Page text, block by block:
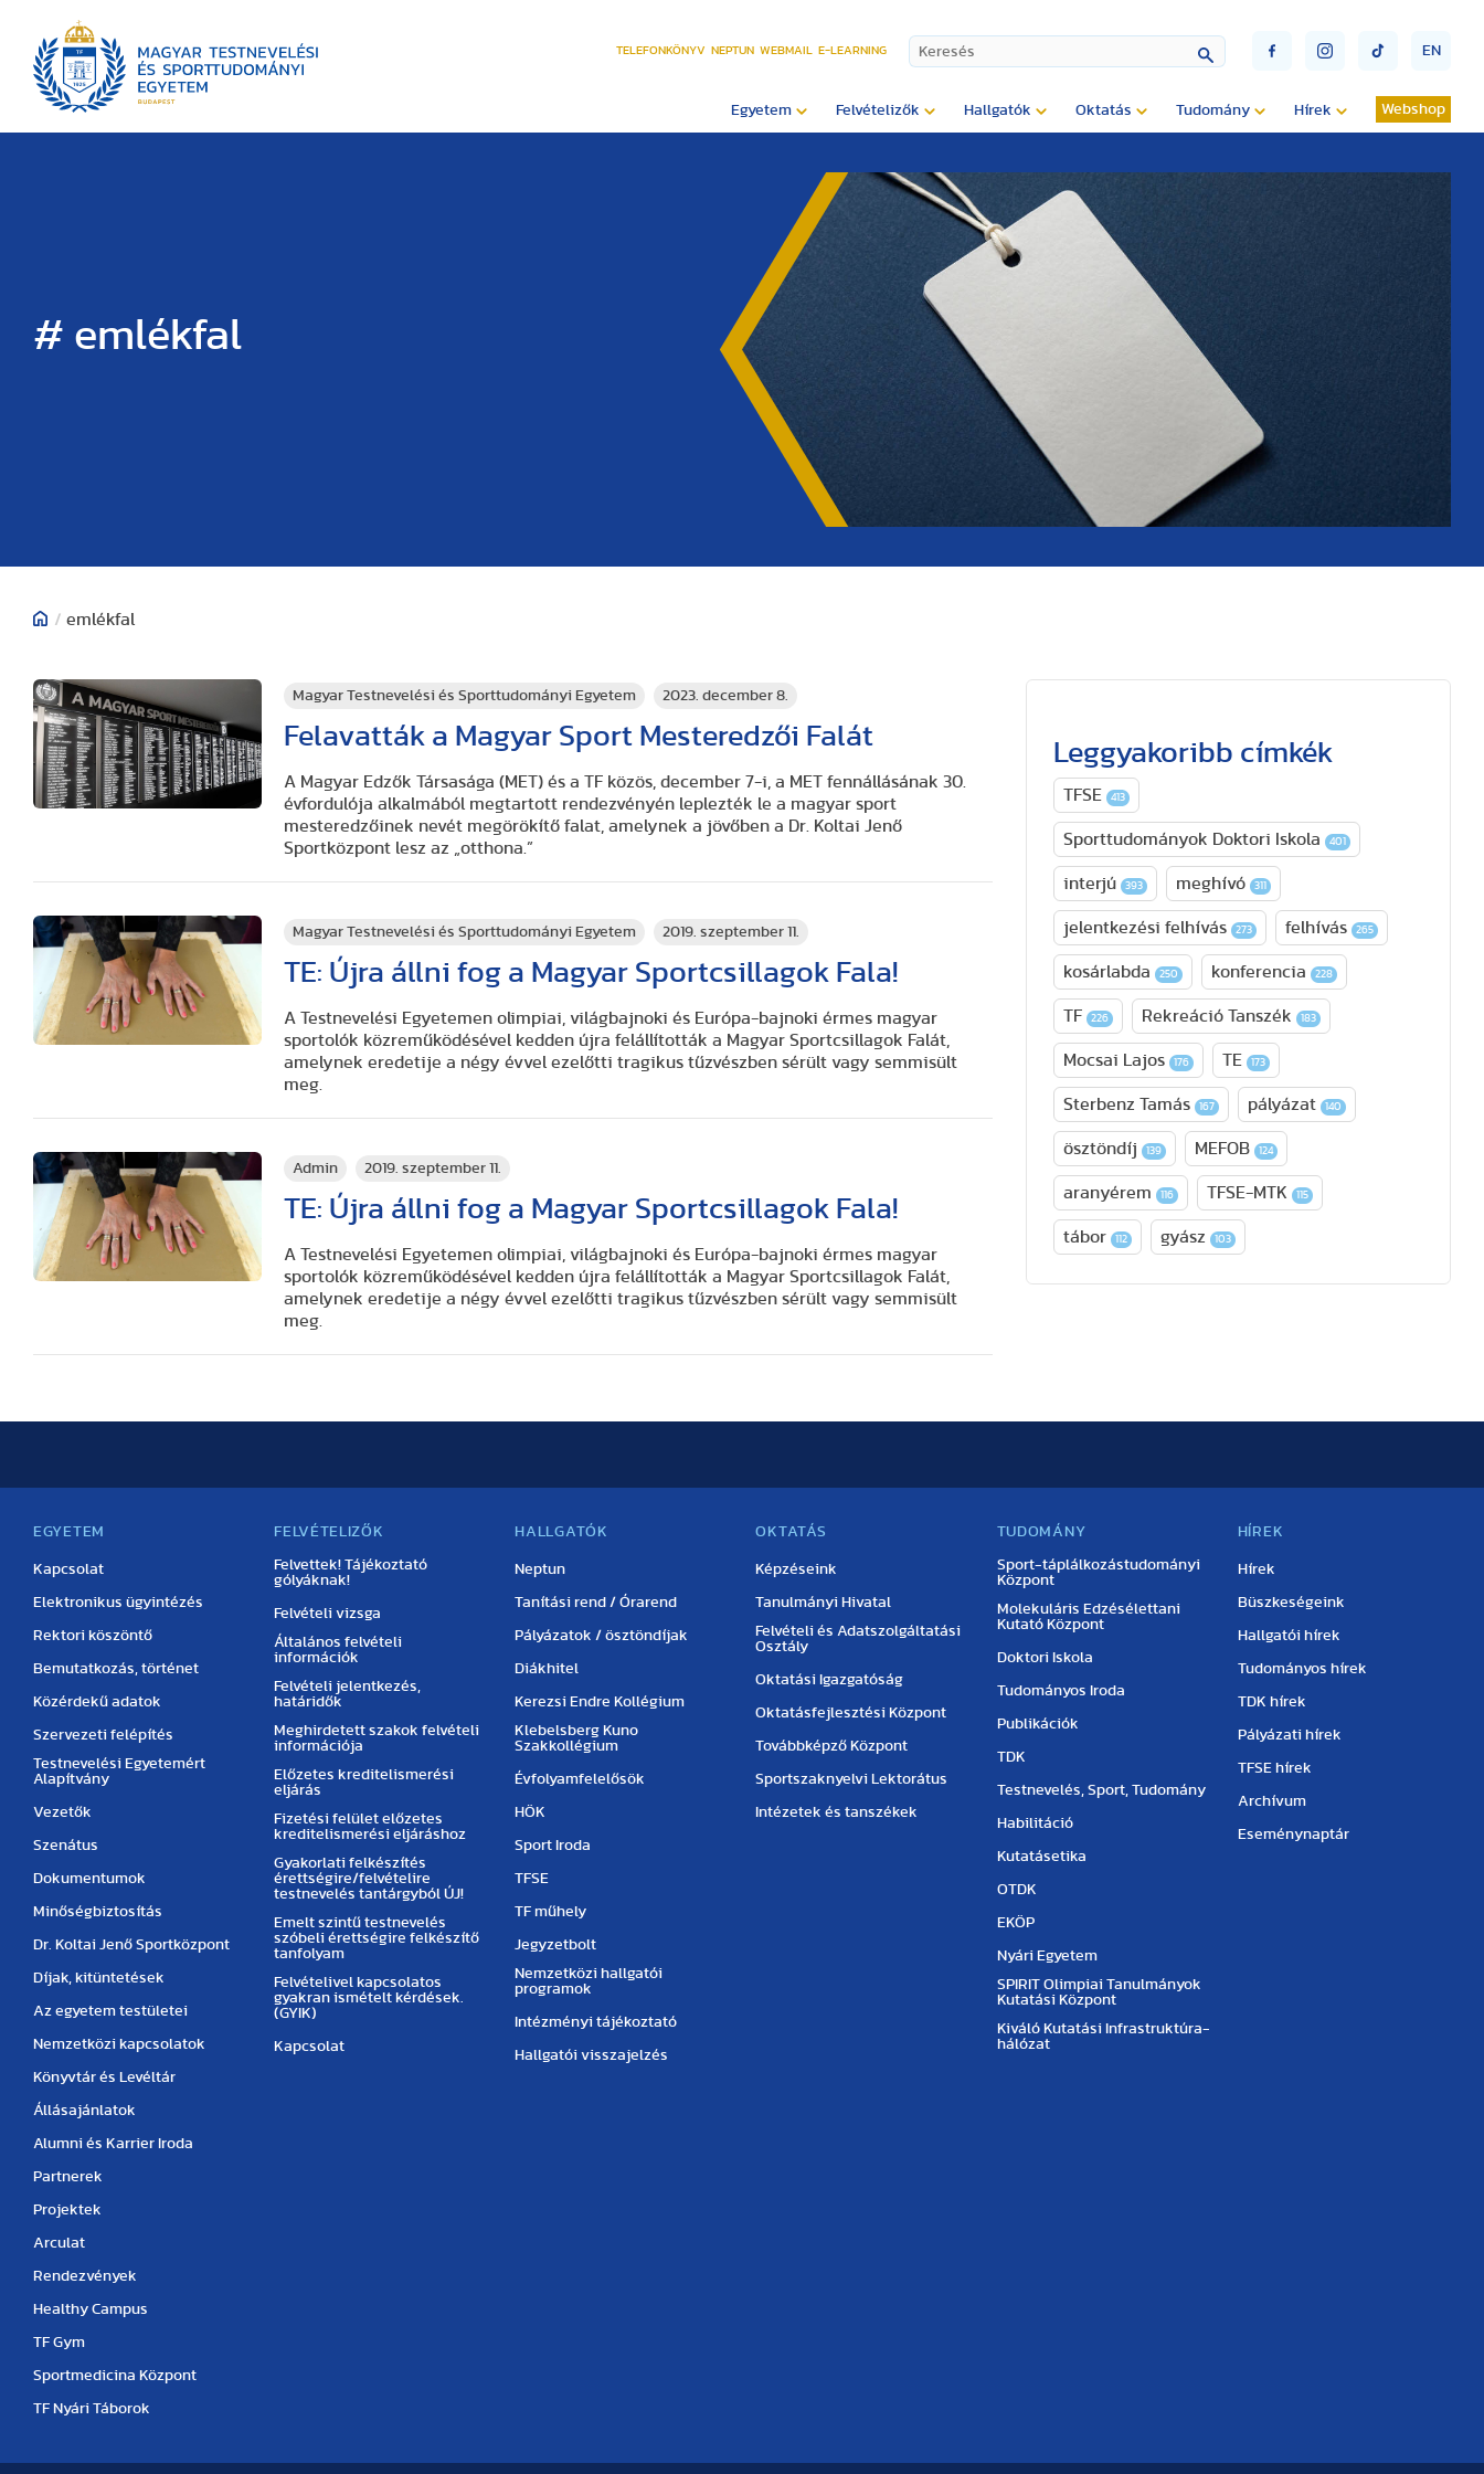
TELEFONKÖNYV NEPTUN WEBMAIL E-LEARNING EN
Egyetem Felvételizők Hallgatók Oktatás Tudomány Hírek Webshop
# emlékfal
/ emlékfal
Magyar Testnevelési és Sporttudományi Egyetem 2023. december 8.
Felavatták a Magyar Sport Mesteredzői Falát
A Magyar Edzők Társasága (MET) és a TF közös, december 7-i, a MET fennállásának 30.
évfordulója alkalmából megtartott rendezvényén leplezték le a magyar sport
mesteredzőinek nevét megörökítő falat, amelynek a jövőben a Dr. Koltai Jenő
Sportközpont lesz az „otthona.”
Magyar Testnevelési és Sporttudományi Egyetem 2019. szeptember 11.
TE: Újra állni fog a Magyar Sportcsillagok Fala!
A Testnevelési Egyetemen olimpiai, világbajnoki és Európa-bajnoki érmes magyar
sportolók közreműködésével kedden újra felállították a Magyar Sportcsillagok Falát,
amelynek eredetije a négy évvel ezelőtti tragikus tűzvészben sérült vagy semmisült
meg.
Admin 2019. szeptember 11.
TE: Újra állni fog a Magyar Sportcsillagok Fala!
A Testnevelési Egyetemen olimpiai, világbajnoki és Európa-bajnoki érmes magyar
sportolók közreműködésével kedden újra felállították a Magyar Sportcsillagok Falát,
amelynek eredetije a négy évvel ezelőtti tragikus tűzvészben sérült vagy semmisült
meg.
Leggyakoribb címkék
TFSE 413
Sporttudományok Doktori Iskola 401
interjú 393 meghívó 311
jelentkezési felhívás 273 felhívás 265
kosárlabda 250 konferencia 228
TF 226 Rekreáció Tanszék 183
Mocsai Lajos 176 TE 173
Sterbenz Tamás 167 pályázat 140
ösztöndíj 139 MEFOB 124
aranyérem 116 TFSE-MTK 115
tábor 112 gyász 103
EGYETEM
Kapcsolat
Elektronikus ügyintézés
Rektori köszöntő
Bemutatkozás, történet
Közérdekű adatok
Szervezeti felépítés
Testnevelési Egyetemért
Alapítvány
Vezetők
Szenátus
Dokumentumok
Minőségbiztosítás
Dr. Koltai Jenő Sportközpont
Díjak, kitüntetések
Az egyetem testületei
Nemzetközi kapcsolatok
Könyvtár és Levéltár
Állásajánlatok
Alumni és Karrier Iroda
Partnerek
Projektek
Arculat
Rendezvények
Healthy Campus
TF Gym
Sportmedicina Központ
TF Nyári Táborok
FELVÉTELIZŐK
Felvettek! Tájékoztató
gólyáknak!
Felvételi vizsga
Általános felvételi
információk
Felvételi jelentkezés,
határidők
Meghirdetett szakok felvételi
információja
Előzetes kreditelismerési
eljárás
Fizetési felület előzetes
kreditelismerési eljáráshoz
Gyakorlati felkészítés
érettségire/felvételire
testnevelés tantárgyból ÚJ!
Emelt szintű testnevelés
szóbeli érettségire felkészítő
tanfolyam
Felvételivel kapcsolatos
gyakran ismételt kérdések.
(GYIK)
Kapcsolat
HALLGATÓK
Neptun
Tanítási rend / Órarend
Pályázatok / ösztöndíjak
Diákhitel
Kerezsi Endre Kollégium
Klebelsberg Kuno
Szakkollégium
Évfolyamfelelősök
HÖK
Sport Iroda
TFSE
TF műhely
Jegyzetbolt
Nemzetközi hallgatói
programok
Intézményi tájékoztató
Hallgatói visszajelzés
OKTATÁS
Képzéseink
Tanulmányi Hivatal
Felvételi és Adatszolgáltatási
Osztály
Oktatási Igazgatóság
Oktatásfejlesztési Központ
Továbbképző Központ
Sportszaknyelvi Lektorátus
Intézetek és tanszékek
TUDOMÁNY
Sport-táplálkozástudományi
Központ
Molekuláris Edzésélettani
Kutató Központ
Doktori Iskola
Tudományos Iroda
Publikációk
TDK
Testnevelés, Sport, Tudomány
Habilitáció
Kutatásetika
OTDK
EKÖP
Nyári Egyetem
SPIRIT Olimpiai Tanulmányok
Kutatási Központ
Kiváló Kutatási Infrastruktúra-
hálózat
HÍREK
Hírek
Büszkeségeink
Hallgatói hírek
Tudományos hírek
TDK hírek
Pályázati hírek
TFSE hírek
Archívum
Eseménynaptár